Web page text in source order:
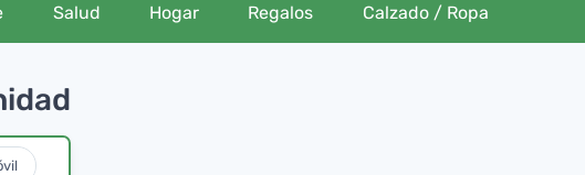
Salud Hogar Regalos Calzado / Ropa